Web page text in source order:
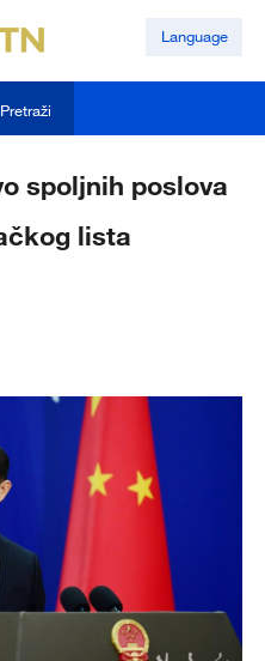
Language
Pretraži
spoljnih poslova
lista